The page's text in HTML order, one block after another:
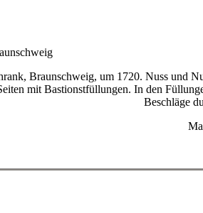
Braunschweig, um 1720. Nuss und
mit Bastionstfüllungen. In den
Beschläge